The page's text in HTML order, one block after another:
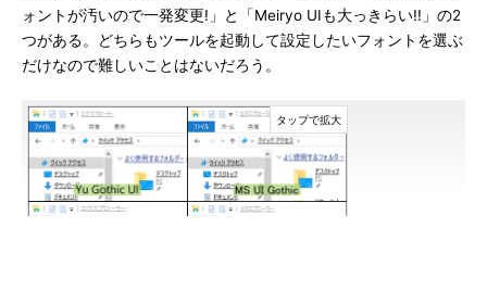
ォントが汚いので一発変更!」と「Meiryo UIも大っきらい!!」の2
つがある。どちらもツールを起動して設定したいフォントを選ぶ
だけなので難しいことはないだろう。